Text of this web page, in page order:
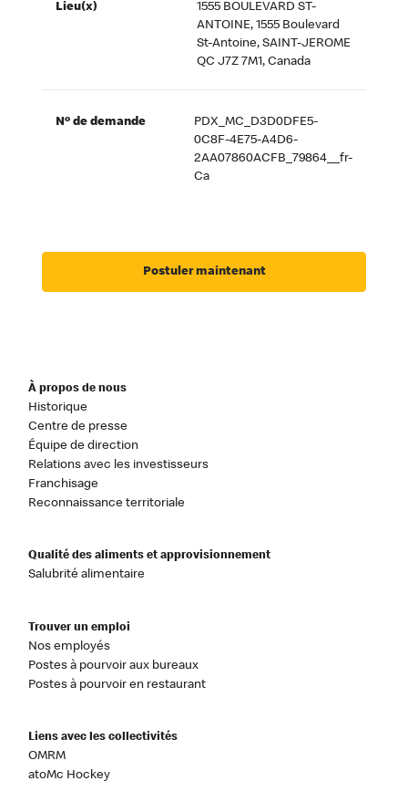
Lieu(x)
1555 BOULEVARD ST-
ANTOINE, 1555 Boulevard
St-Antoine, SAINT-JEROME
QC J7Z 7M1, Canada
Nº de demande
PDX_MC_D3D0DFE5-
0C8F-4E75-A4D6-
2AA07860ACFB_79864__fr-
Ca
Postuler maintenant
À propos de nous
Historique
Centre de presse
Équipe de direction
Relations avec les investisseurs
Franchisage
Reconnaissance territoriale
Qualité des aliments et approvisionnement
Salubrité alimentaire
Trouver un emploi
Nos employés
Postes à pourvoir aux bureaux
Postes à pourvoir en restaurant
Liens avec les collectivités
OMRM
atoMc Hockey